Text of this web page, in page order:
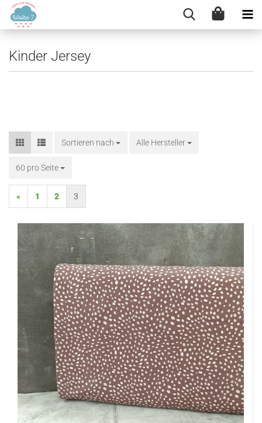
Kinder Jersey
Sortieren nach
Sortieren nach Alle Hersteller
60 pro Seite
pro Seite
« 1 2 3